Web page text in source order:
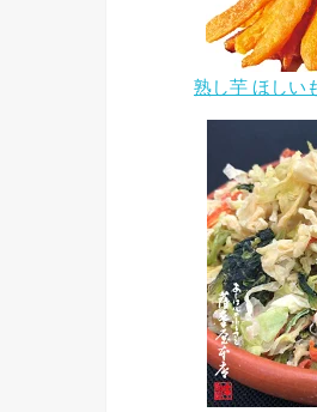
熟し芋 ほしい